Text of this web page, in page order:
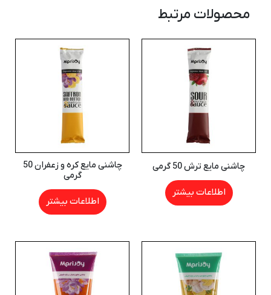
محصولات مرتبط
چاشنی مایع ترش 50 گرمی
اطلاعات بیشتر
چاشنی مایع کره و زعفران 50
گرمی
اطلاعات بیشتر